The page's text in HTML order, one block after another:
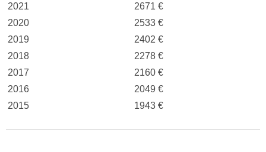
2021
2671 €
2020
2533 €
2019
2402 €
2018
2278 €
2017
2160 €
2016
2049 €
2015
1943 €